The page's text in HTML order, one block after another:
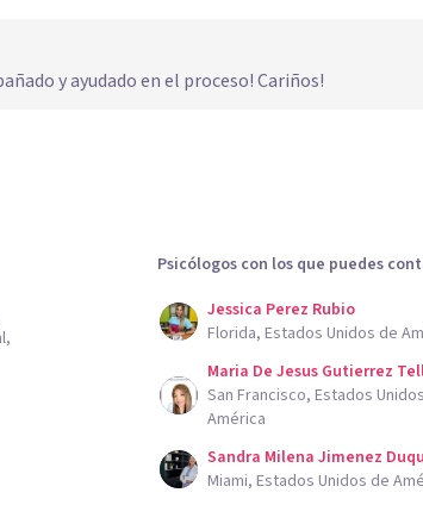
y ayudado en el proceso! Cariños!
Psicólogos con los que puedes
Jessica Perez Rubio
Florida, Estados Unidos de
Maria De Jesus Gutierrez
San Francisco, Estados
América
Sandra Milena Jimenez
Miami, Estados Unidos de